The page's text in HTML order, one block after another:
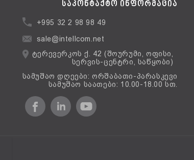
საკონტაქტო ინფორმაცია
+995 32 2 98 98 49
sale@intellcom.net
ტერევერკოს ქ. 42 (შოურუმი, ოფისი,
სერვის-ცენტრი, საწყობი)
სამუშაო დღეები: ორშაბათი-პარასკევი
სამუშაო საათები: 10.00-18.00 სთ.